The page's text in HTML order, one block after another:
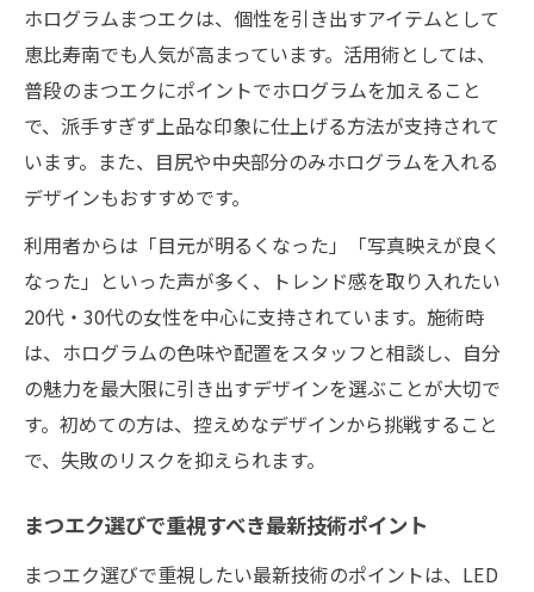
ホログラムまつエクは、個性を引き出すアイテムとして
恵比寿南でも人気が高まっています。活用術としては、
普段のまつエクにポイントでホログラムを加えること
で、派手すぎず上品な印象に仕上げる方法が支持されて
います。また、目尻や中央部分のみホログラムを入れる
デザインもおすすめです。
利用者からは「目元が明るくなった」「写真映えが良く
なった」といった声が多く、トレンド感を取り入れたい
20代・30代の女性を中心に支持されています。施術時
は、ホログラムの色味や配置をスタッフと相談し、自分
の魅力を最大限に引き出すデザインを選ぶことが大切で
す。初めての方は、控えめなデザインから挑戦すること
で、失敗のリスクを抑えられます。
まつエク選びで重視すべき最新技術ポイント
まつエク選びで重視したい最新技術のポイントは、LED